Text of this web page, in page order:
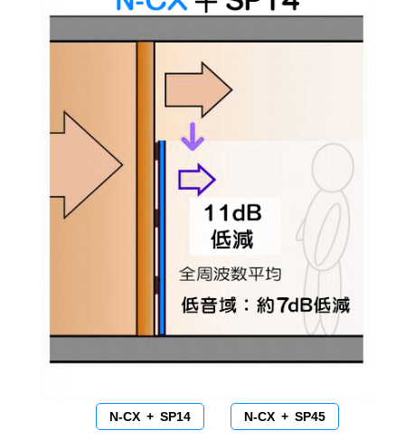
N-CX + SP14 N-CX + SP45